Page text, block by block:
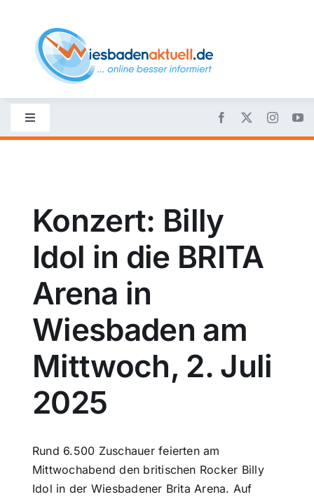
content
Toggle
Navigation
Politik
Wirtschaft
Sport
Mein Stadtteil
Konzert: Billy
Idol in die BRITA
Arena in
Wiesbaden am
Mittwoch, 2. Juli
2025
Rund 6.500 Zuschauer feierten am
Mittwochabend den britischen Rocker Billy
Idol in der Wiesbadener Brita Arena. Auf